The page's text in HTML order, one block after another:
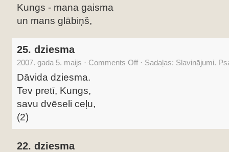
Kungs - mana gaisma
un mans glābiņš,
25. dziesma
2007. gada 5. maijs · Comments Off · Sadaļas: Slavinājumi.
Dāvida dziesma.
Tev pretī, Kungs,
savu dvēseli ceļu,
(2)
22. dziesma